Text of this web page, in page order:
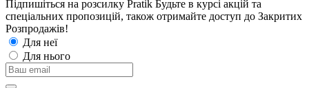
Підпишіться на розсилку Pratik Будьте в курсі акцій та
спеціальних пропозицій, також отримайте доступ до Закритих
Розпродажiв!
Для неї
Для нього